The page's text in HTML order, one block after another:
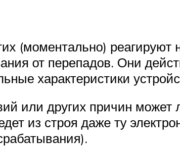
(моментально)
от перепадов. Они
характеристики
или других причин
из строя даже ту